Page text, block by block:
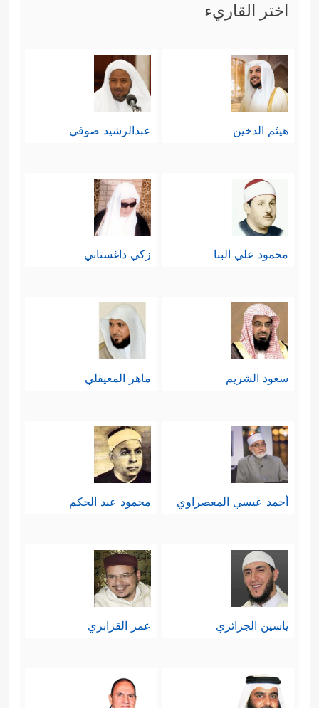
اختر القاريء
هيثم الدخين عبدالرشيد صوفي
محمود علي البنا زكي داغستاني
سعود الشريم ماهر المعيقلي
أحمد عيسي المعصراوي محمود عبد الحكم
ياسين الجزائري عمر القزابري